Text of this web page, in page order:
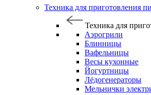
Техника для приготовления
Техника для
Аэрогрили
Блинницы
Вафельницы
Весы кухонные
Йогуртницы
Лёдогенераторы
Мельнички